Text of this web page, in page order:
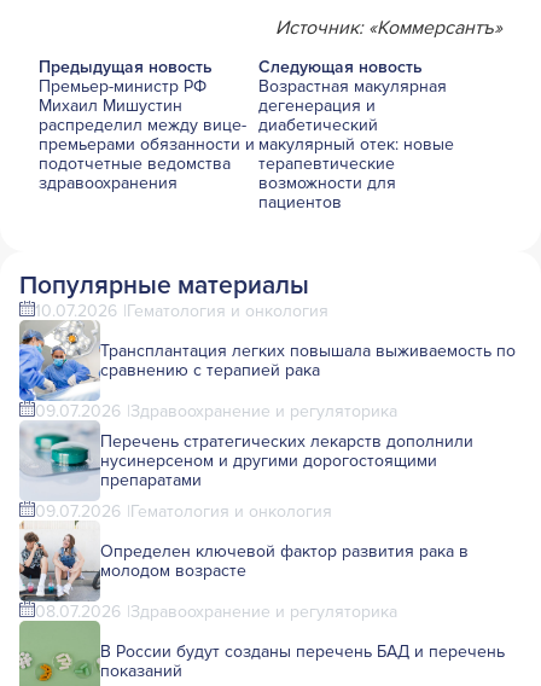
Источник: «Коммерсантъ»
Предыдущая новость
Премьер-министр РФ
Михаил Мишустин
распределил между вице-
премьерами обязанности и
подотчетные ведомства
здравоохранения
Следующая новость
​​​​​​​Возрастная макулярная
дегенерация и
диабетический
макулярный отек: новые
терапевтические
возможности для
пациентов
Популярные материалы
10.07.2026 Гематология и онкология
Трансплантация легких повышала выживаемость по
сравнению с терапией рака
09.07.2026 Здравоохранение и регуляторика
Перечень стратегических лекарств дополнили
нусинерсеном и другими дорогостоящими
препаратами
09.07.2026 Гематология и онкология
Определен ключевой фактор развития рака в
молодом возрасте
08.07.2026 Здравоохранение и регуляторика
В России будут созданы перечень БАД и перечень
показаний